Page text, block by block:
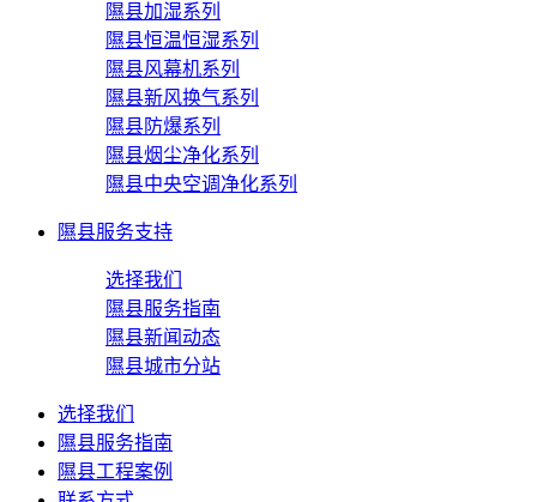
隰县加湿系列
隰县恒温恒湿系列
隰县风幕机系列
隰县新风换气系列
隰县防爆系列
隰县烟尘净化系列
隰县中央空调净化系列
隰县服务支持
选择我们
隰县服务指南
隰县新闻动态
隰县城市分站
选择我们
隰县服务指南
隰县工程案例